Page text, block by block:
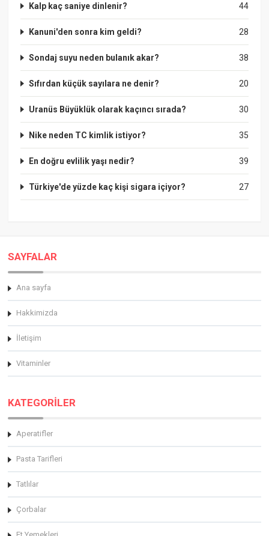
44
Kalp kaç saniye dinlenir?
28
Kanuni'den sonra kim geldi?
38
Sondaj suyu neden bulanık akar?
20
Sıfırdan küçük sayılara ne denir?
30
Uranüs Büyüklük olarak kaçıncı sırada?
35
Nike neden TC kimlik istiyor?
39
En doğru evlilik yaşı nedir?
27
Türkiye'de yüzde kaç kişi sigara içiyor?
SAYFALAR
Ana sayfa
Hakkimizda
İletişim
Vitaminler
KATEGORİLER
Aperatifler
Pasta Tarifleri
Tatlılar
Çorbalar